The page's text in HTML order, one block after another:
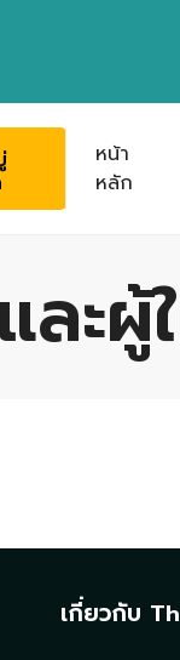
หน้า
หลัก
ละผู้
เกี่ยวกับ